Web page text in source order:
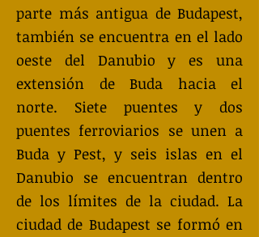
parte más antigua de Budapest,
también se encuentra en el lado
oeste del Danubio y es una
extensión de Buda hacia el
norte. Siete puentes y dos
puentes ferroviarios se unen a
Buda y Pest, y seis islas en el
Danubio se encuentran dentro
de los límites de la ciudad. La
ciudad de Budapest se formó en